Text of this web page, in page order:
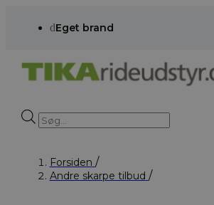
dEget brand
Products
search
Forsiden
Andre skarpe tilbud